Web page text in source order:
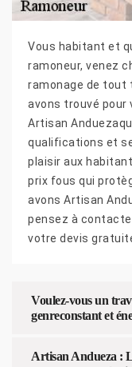
Vous habitant et
ramoneur, venez
ramonage de tout
avons trouvé pour
Artisan
qualifications et
plaisir aux
prix fous qui
avons Artisan
pensez à
votre devis
Voulez-vous un
genreconstant et
Artisan Andueza :